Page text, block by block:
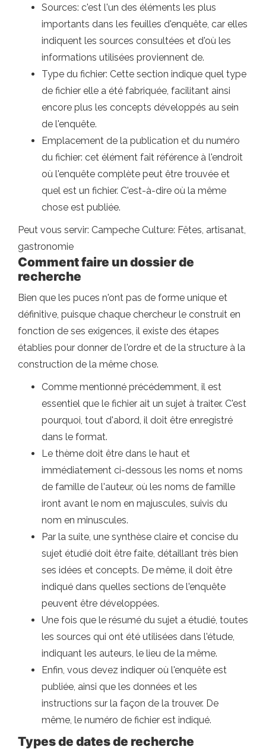
Sources: c'est l'un des éléments les plus
importants dans les feuilles d'enquête, car elles
indiquent les sources consultées et d'où les
informations utilisées proviennent de.
Type du fichier: Cette section indique quel type
de fichier elle a été fabriquée, facilitant ainsi
encore plus les concepts développés au sein
de l'enquête.
Emplacement de la publication et du numéro
du fichier: cet élément fait référence à l'endroit
où l'enquête complète peut être trouvée et
quel est un fichier. C'est-à-dire où la même
chose est publiée.
Peut vous servir: Campeche Culture: Fêtes, artisanat,
gastronomie
Comment faire un dossier de
recherche
Bien que les puces n'ont pas de forme unique et
définitive, puisque chaque chercheur le construit en
fonction de ses exigences, il existe des étapes
établies pour donner de l'ordre et de la structure à la
construction de la même chose.
Comme mentionné précédemment, il est
essentiel que le fichier ait un sujet à traiter. C'est
pourquoi, tout d'abord, il doit être enregistré
dans le format.
Le thème doit être dans le haut et
immédiatement ci-dessous les noms et noms
de famille de l'auteur, où les noms de famille
iront avant le nom en majuscules, suivis du
nom en minuscules.
Par la suite, une synthèse claire et concise du
sujet étudié doit être faite, détaillant très bien
ses idées et concepts. De même, il doit être
indiqué dans quelles sections de l'enquête
peuvent être développées.
Une fois que le résumé du sujet a étudié, toutes
les sources qui ont été utilisées dans l'étude,
indiquant les auteurs, le lieu de la même.
Enfin, vous devez indiquer où l'enquête est
publiée, ainsi que les données et les
instructions sur la façon de la trouver. De
même, le numéro de fichier est indiqué.
Types de dates de recherche